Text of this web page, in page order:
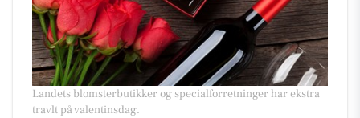
Landets blomsterbutikker og specialforretninger har ekstra
travlt på valentinsdag.